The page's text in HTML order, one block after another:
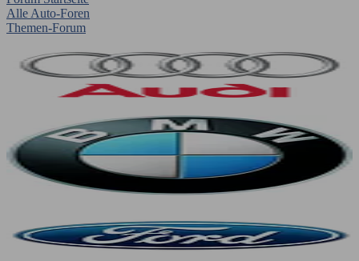
Alle Auto-Foren
Themen-Forum